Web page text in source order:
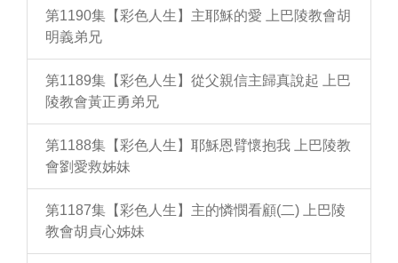
第1190集【彩色人生】主耶穌的愛 上巴陵教會胡
明義弟兄
第1189集【彩色人生】從父親信主歸真說起 上巴
陵教會黃正勇弟兄
第1188集【彩色人生】耶穌恩臂懷抱我 上巴陵教
會劉愛救姊妹
第1187集【彩色人生】主的憐憫看顧(二) 上巴陵
教會胡貞心姊妹